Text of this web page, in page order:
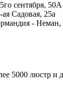
сентября, 50А
Садовая, 25а
-
5000 люстр и